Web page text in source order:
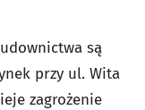
są
przy ul. Wita
zagrożenie